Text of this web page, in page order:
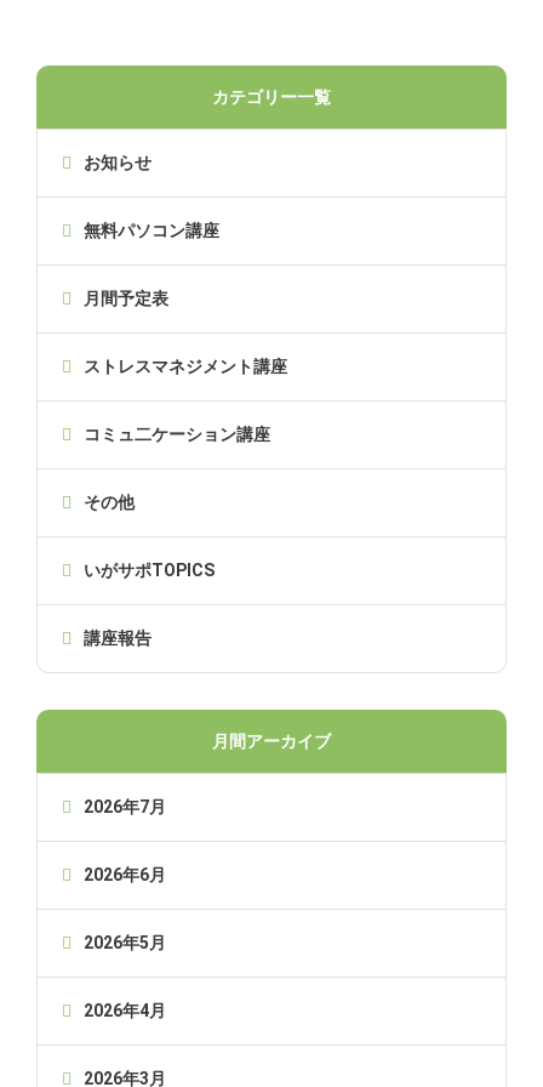
カテゴリー一覧
お知らせ
無料パソコン講座
月間予定表
ストレスマネジメント講座
コミュ二ケーション講座
その他
いがサポTOPICS
講座報告
月間アーカイブ
2026年7月
2026年6月
2026年5月
2026年4月
2026年3月